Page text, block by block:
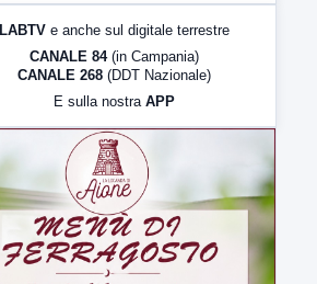
LabNews (Diretta)
LabNews (replica)
LABTV e anche sul digitale terrestre
CANALE 84 (in Campania)
CANALE 268 (DDT Nazionale)
E sulla nostra APP